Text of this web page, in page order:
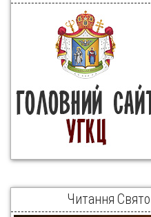
Читання